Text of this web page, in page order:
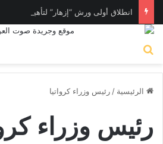
الرئيسية / رئيس وزراء كرواتيا
رئيس وزراء